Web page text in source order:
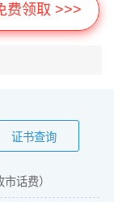
费领取 >>>
证书查询
市话费）